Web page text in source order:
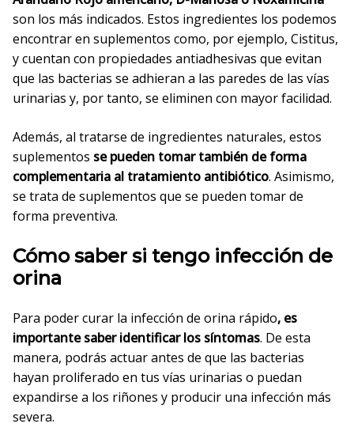
son los más indicados. Estos ingredientes los podemos
encontrar en suplementos como, por ejemplo, Cistitus,
y cuentan con propiedades antiadhesivas que evitan
que las bacterias se adhieran a las paredes de las vías
urinarias y, por tanto, se eliminen con mayor facilidad.
Además, al tratarse de ingredientes naturales, estos
suplementos se pueden tomar también de forma
complementaria al tratamiento antibiótico. Asimismo,
se trata de suplementos que se pueden tomar de
forma preventiva.
Cómo saber si tengo infección de
orina
Para poder curar la infección de orina rápido, es
importante saber identificar los síntomas. De esta
manera, podrás actuar antes de que las bacterias
hayan proliferado en tus vías urinarias o puedan
expandirse a los riñones y producir una infección más
severa.